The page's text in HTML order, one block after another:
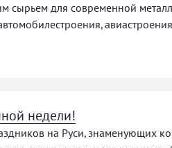
сырьем для современной
недели!
на Руси, знаменующих